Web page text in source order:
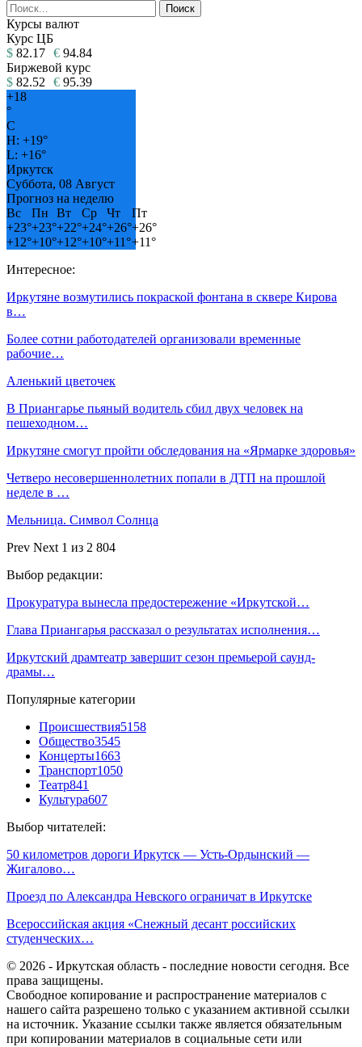
Курсы валют
Курс ЦБ
$ 82.17 € 94.84
Биржевой курс
$ 82.52 € 95.39
+18
°
C
H: +19°
L: +16°
Иркутск
Суббота, 08 Август
Прогноз на неделю
Вс
Пн Вт Ср Чт
Пт
+23°+23°+22°+24°+26°+26°
+12°+10°+12°+10°+11°+11°
Интересное:
Иркутяне возмутились покраской фонтана в сквере Кирова
в…
Более сотни работодателей организовали временные
рабочие…
Аленький цветочек
В Приангарье пьяный водитель сбил двух человек на
пешеходном…
Иркутяне смогут пройти обследования на «Ярмарке здоровья»
Четверо несовершеннолетних попали в ДТП на прошлой
неделе в …
Мельница. Символ Солнца
Prev Next 1 из 2 804
Выбор редакции:
Прокуратура вынесла предостережение «Иркутской…
Глава Приангарья рассказал о результатах исполнения…
Иркутский драмтеатр завершит сезон премьерой саунд-
драмы…
Популярные категории
Происшествия5158
Общество3545
Концерты1663
Транспорт1050
Театр841
Культура607
Выбор читателей:
50 километров дороги Иркутск — Усть-Ордынский —
Жигалово…
Проезд по Александра Невского ограничат в Иркутске
Всероссийская акция «Снежный десант российских
студенческих…
© 2026 - Иркутская область - последние новости сегодня. Все
права защищены.
Свободное копирование и распространение материалов с
нашего сайта разрешено только с указанием активной ссылки
на источник. Указание ссылки также является обязательным
при копировании материалов в социальные сети или